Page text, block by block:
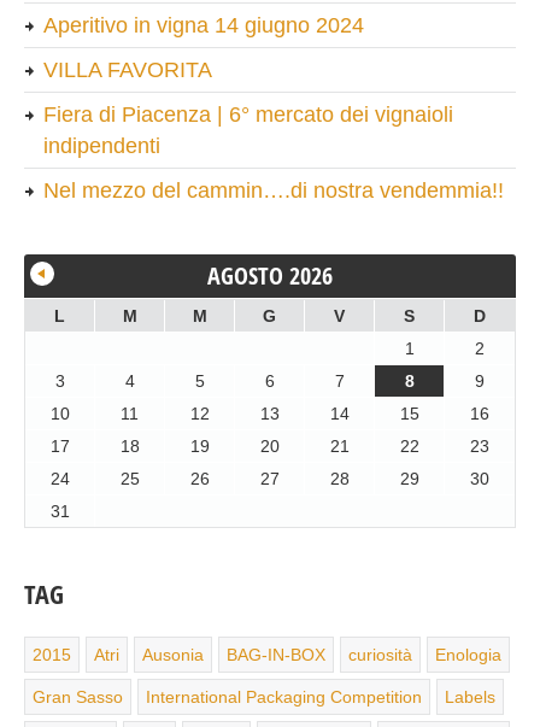
Aperitivo in vigna 14 giugno 2024
VILLA FAVORITA
Fiera di Piacenza | 6° mercato dei vignaioli
indipendenti
Nel mezzo del cammin….di nostra vendemmia!!
AGOSTO 2026
L M M G V S
D
1
2
3
4 5 6 7 8
9
10
11 12 13 14 15
16
17
18 19 20 21 22
23
24
25 26 27 28 29
30
31
TAG
2015 Atri Ausonia BAG-IN-BOX curiosità Enologia
Gran Sasso International Packaging Competition Labels